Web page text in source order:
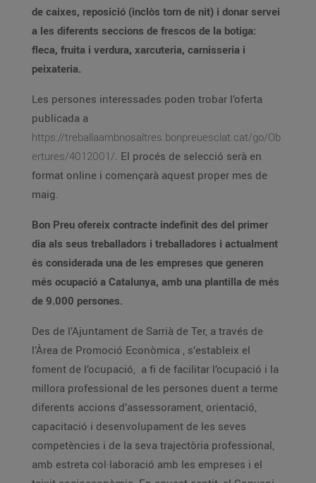
de caixes, reposició (inclòs torn de nit) i donar servei
a les diferents seccions de frescos de la botiga:
fleca, fruita i verdura, xarcuteria, carnisseria i
peixateria.
Les persones interessades poden trobar l’oferta
publicada a
https://treballaambnosaltres.bonpreuesclat.cat/go/Ob
ertures/4012001/. El procés de selecció serà en
format online i començarà aquest proper mes de
maig.
Bon Preu ofereix contracte indefinit des del primer
dia als seus treballadors i treballadores i actualment
és considerada una de les empreses que generen
més ocupació a Catalunya, amb una plantilla de més
de 9.000 persones.
Des de l’Ajuntament de Sarrià de Ter, a través de
l’Àrea de Promoció Econòmica , s’estableix el
foment de l’ocupació, a fi de facilitar l’ocupació i la
millora professional de les persones duent a terme
diferents accions d’assessorament, orientació,
capacitació i desenvolupament de les seves
competències i de la seva trajectòria professional,
amb estreta col·laboració amb les empreses i el